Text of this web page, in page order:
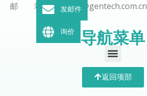
邮 箱：wangmy@gentech.com.cn
导航菜单
返回项部
发邮件
询价